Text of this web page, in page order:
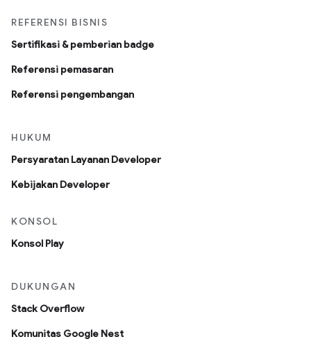
REFERENSI BISNIS
Sertifikasi & pemberian badge
Referensi pemasaran
Referensi pengembangan
HUKUM
Persyaratan Layanan Developer
Kebijakan Developer
KONSOL
Konsol Play
DUKUNGAN
Stack Overflow
Komunitas Google Nest